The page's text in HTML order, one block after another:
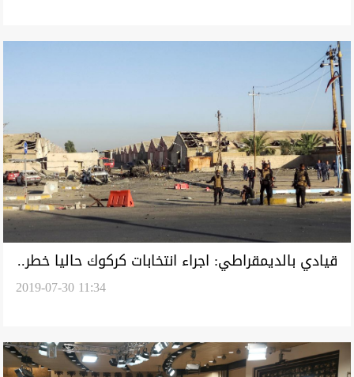
قيادي بالديمقراطي: اجراء انتخابات كركوك حاليا خطر..
2019-07-30 11:34